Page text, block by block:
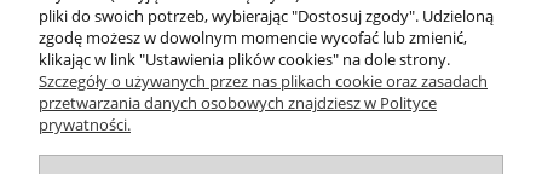
MOJE KONTO
pliki do swoich potrzeb, wybierając "Dostosuj zgody". Udzieloną
zgodę możesz w dowolnym momencie wycofać lub zmienić,
klikając w link "Ustawienia plików cookies" na dole strony.
Szczegóły o używanych przez nas plikach cookie oraz zasadach
przetwarzania danych osobowych znajdziesz w Polityce
prywatności.